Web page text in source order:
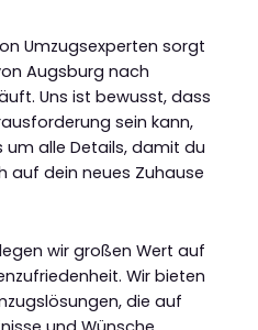
Umzugsexperten sorgt
Augsburg nach
Uns ist bewusst, dass
sein kann,
alle Details, damit du
auf dein neues Zuhause
wir großen Wert auf
Wir bieten
die auf